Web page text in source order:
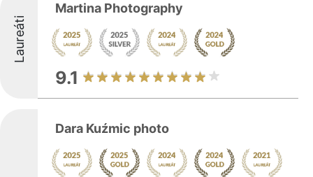
Laureáti
Martina Photography
9.1
Dara Kuźmic photo